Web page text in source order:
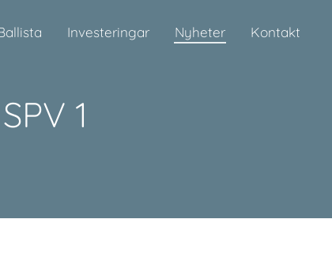
Investeringar Nyheter Kontakt
1